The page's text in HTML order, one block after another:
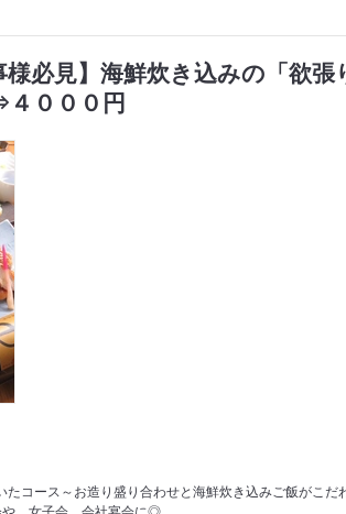
必見】海鮮炊き込みの「欲張
０００円
たコース～お造り盛り合わせと海鮮炊き込みご飯がこだ